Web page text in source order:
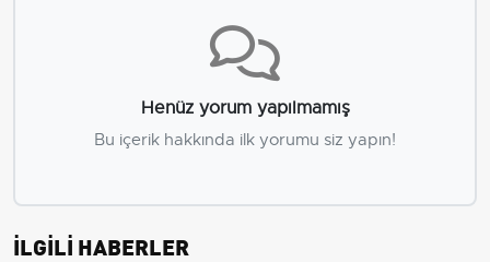
Henüz yorum yapılmamış
Bu içerik hakkında ilk yorumu siz yapın!
İLGİLİ HABERLER